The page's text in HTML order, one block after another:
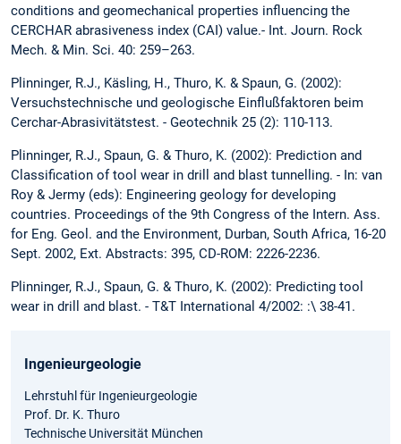
conditions and geomechanical properties influencing the
CERCHAR abrasiveness index (CAI) value.- Int. Journ. Rock
Mech. & Min. Sci. 40: 259–263.
Plinninger, R.J., Käsling, H., Thuro, K. & Spaun, G. (2002):
Versuchstechnische und geologische Einflußfaktoren beim
Cerchar-Abrasivitätstest. - Geotechnik 25 (2): 110-113.
Plinninger, R.J., Spaun, G. & Thuro, K. (2002): Prediction and
Classification of tool wear in drill and blast tunnelling. - In: van
Roy & Jermy (eds): Engineering geology for developing
countries. Proceedings of the 9th Congress of the Intern. Ass.
for Eng. Geol. and the Environment, Durban, South Africa, 16-20
Sept. 2002, Ext. Abstracts: 395, CD-ROM: 2226-2236.
Plinninger, R.J., Spaun, G. & Thuro, K. (2002): Predicting tool
wear in drill and blast. - T&T International 4/2002: :\ 38-41.
Ingenieurgeologie
Lehrstuhl für Ingenieurgeologie
Prof. Dr. K. Thuro
Technische Universität München